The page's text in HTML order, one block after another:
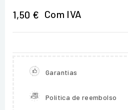
1,50 € Com IVA
Garantias
Política de reembolso